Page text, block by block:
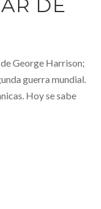
DE
George Harrison;
guerra mundial.
Hoy se sabe